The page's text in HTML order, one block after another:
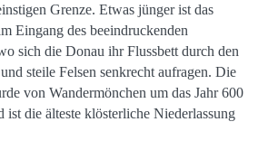
Grenze. Etwas jünger ist das
Eingang des beeindruckenden
sich die Donau ihr Flussbett durch den
steile Felsen senkrecht aufragen. Die
von Wandermönchen um das Jahr 600
ist die älteste klösterliche Niederlassung